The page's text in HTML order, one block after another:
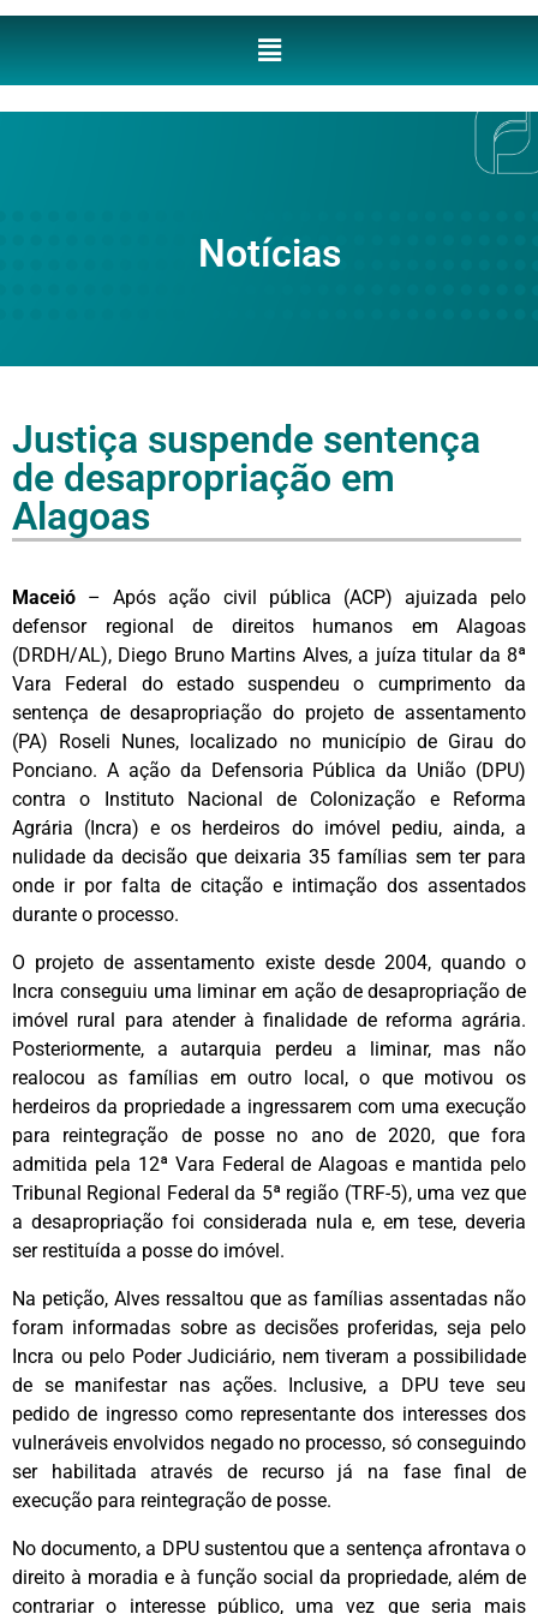
Notícias
Justiça suspende sentença
de desapropriação em
Alagoas
Maceió – Após ação civil pública (ACP) ajuizada pelo
defensor regional de direitos humanos em Alagoas
(DRDH/AL), Diego Bruno Martins Alves, a juíza titular da 8ª
Vara Federal do estado suspendeu o cumprimento da
sentença de desapropriação do projeto de assentamento
(PA) Roseli Nunes, localizado no município de Girau do
Ponciano. A ação da Defensoria Pública da União (DPU)
contra o Instituto Nacional de Colonização e Reforma
Agrária (Incra) e os herdeiros do imóvel pediu, ainda, a
nulidade da decisão que deixaria 35 famílias sem ter para
onde ir por falta de citação e intimação dos assentados
durante o processo.
O projeto de assentamento existe desde 2004, quando o
Incra conseguiu uma liminar em ação de desapropriação de
imóvel rural para atender à finalidade de reforma agrária.
Posteriormente, a autarquia perdeu a liminar, mas não
realocou as famílias em outro local, o que motivou os
herdeiros da propriedade a ingressarem com uma execução
para reintegração de posse no ano de 2020, que fora
admitida pela 12ª Vara Federal de Alagoas e mantida pelo
Tribunal Regional Federal da 5ª região (TRF-5), uma vez que
a desapropriação foi considerada nula e, em tese, deveria
ser restituída a posse do imóvel.
Na petição, Alves ressaltou que as famílias assentadas não
foram informadas sobre as decisões proferidas, seja pelo
Incra ou pelo Poder Judiciário, nem tiveram a possibilidade
de se manifestar nas ações. Inclusive, a DPU teve seu
pedido de ingresso como representante dos interesses dos
vulneráveis envolvidos negado no processo, só conseguindo
ser habilitada através de recurso já na fase final de
execução para reintegração de posse.
No documento, a DPU sustentou que a sentença afrontava o
direito à moradia e à função social da propriedade, além de
contrariar o interesse público, uma vez que seria mais